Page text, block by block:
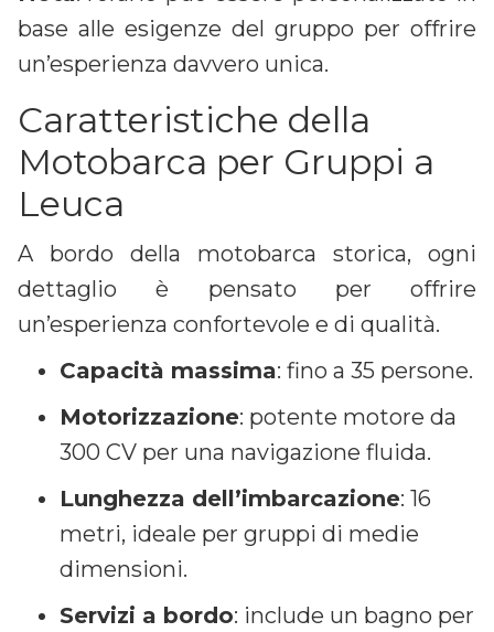
base alle esigenze del gruppo per offrire
un’esperienza davvero unica.
Caratteristiche della
Motobarca per Gruppi a
Leuca
A bordo della motobarca storica, ogni
dettaglio è pensato per offrire
un’esperienza confortevole e di qualità.
Capacità massima: fino a 35 persone.
Motorizzazione: potente motore da
300 CV per una navigazione fluida.
Lunghezza dell’imbarcazione: 16
metri, ideale per gruppi di medie
dimensioni.
Servizi a bordo: include un bagno per